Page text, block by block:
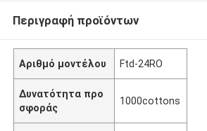
Περιγραφή προϊόντων
Αριθμό μοντέλου Ftd-24RO
Δυνατότητα προ
σφοράς
1000cottons